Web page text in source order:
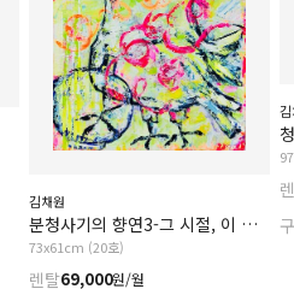
김채원
분청사기의 향연3-그 시절, 이 감각2
73x61cm (20호)
렌탈69,000원/월